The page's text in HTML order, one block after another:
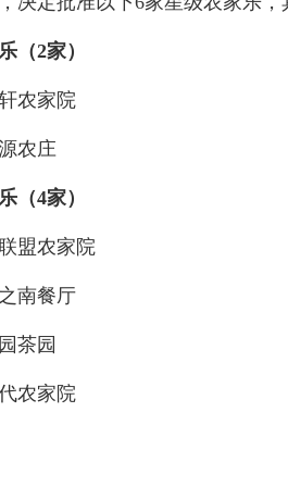
（2家）
农家院
农庄
（4家）
盟农家院
南餐厅
茶园
农家院